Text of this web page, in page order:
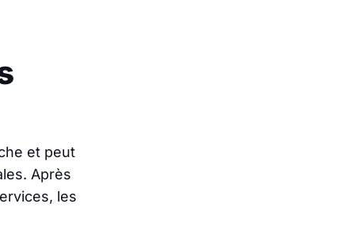
et peut
Après
les